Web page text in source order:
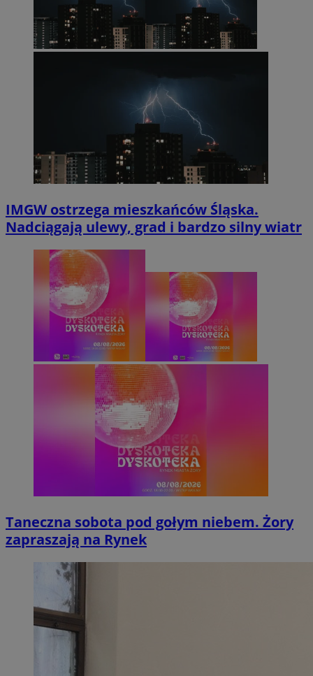
IMGW ostrzega mieszkańców Śląska.
Nadciągają ulewy, grad i bardzo silny wiatr
Taneczna sobota pod gołym niebem. Żory
zapraszają na Rynek